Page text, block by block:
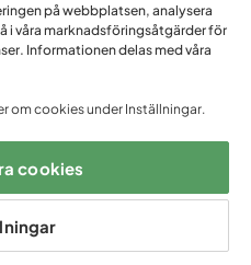
på webbplatsen, analysera
i våra marknadsföringsåtgärder för
Informationen delas med våra
om cookies under Inställningar.
cookies